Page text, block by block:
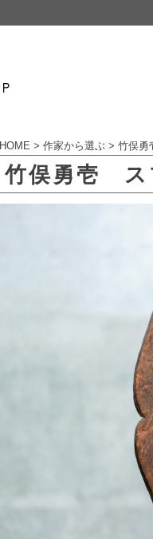
HOME > 作家から選ぶ > 竹俣勇
竹俣勇壱